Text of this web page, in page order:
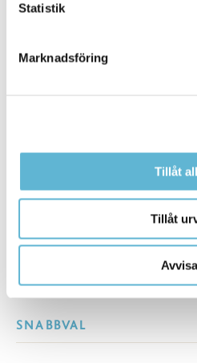
Statistik
Marknadsföring
Tillåt
Tillåt
Avvisa
Besöksadress
kommunstyrelsen@bromolla.se
www.bromolla.se
Växel: 0456-82 20 00
SNABBVAL